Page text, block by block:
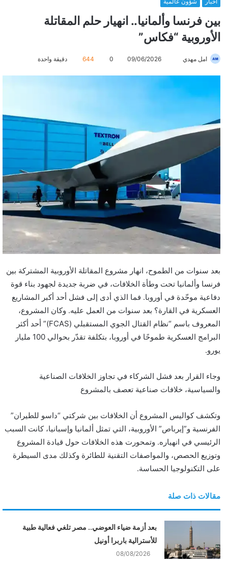
بين فرنسا وألمانيا.. انهيار حلم المقاتلة
الأوروبية “فكاس”
امل مهدي
ل
ك
ت
و
ي
09/06/2026
0
644 دقيقة واحدة
بعد سنوات من الطموح، انهار مشروع المقاتلة الأوروبية المشتركة بين
فرنسا وألمانيا تحت وطأة الخلافات، في ضربة جديدة لجهود بناء قوة
دفاعية موحّدة في أوروبا. فما الذي أدى إلى فشل أحد أكبر المشاريع
العسكرية في القارة؟ بعد سنوات من العمل عليه. وكان المشروع،
المعروف باسم “نظام القتال الجوي المستقبلي (FCAS)” أحد أكثر
البرامج العسكرية طموحًا في أوروبا، بتكلفة تقدّر بحوالي 100 مليار
يورو.
وجاء القرار بعد فشل الشركاء في تجاوز الخلافات الصناعية
والسياسية، خلافات صناعية تعصف بالمشروع
وتكشف كواليس المشروع أن الخلافات بين شركتي “داسو للطيران”
الفرنسية و”إيرباص” الأوروبية، التي تمثل ألمانيا وإسبانيا، كانت السبب
الرئيسي في انهياره. وتمحورت هذه الخلافات حول قيادة المشروع
وتوزيع الحصص، والمواصفات التقنية للطائرة وكذلك مدى السيطرة
على التكنولوجيا الحساسة.
مقالات ذات صلة
بعد أزمة ضياء العوضي.. مصر تلغي فعالية طبية
للأسترالية باربرا أونيل
08/08/2026